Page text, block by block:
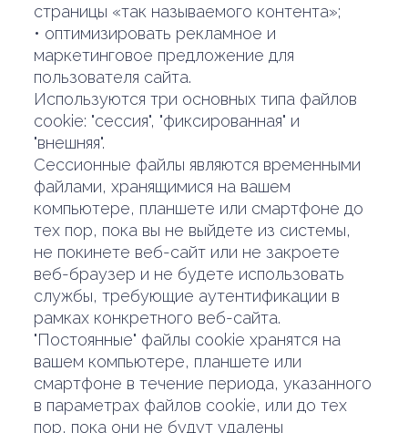
страницы «так называемого контента»;
• оптимизировать рекламное и
маркетинговое предложение для
пользователя сайта.
Используются три основных типа файлов
cookie: "сессия", "фиксированная" и
"внешняя".
Сессионные файлы являются временными
файлами, хранящимися на вашем
компьютере, планшете или смартфоне до
тех пор, пока вы не выйдете из системы,
не покинете веб-сайт или не закроете
веб-браузер и не будете использовать
службы, требующие аутентификации в
рамках конкретного веб-сайта.
"Постоянные" файлы cookie хранятся на
вашем компьютере, планшете или
смартфоне в течение периода, указанного
в параметрах файлов cookie, или до тех
пор, пока они не будут удалены